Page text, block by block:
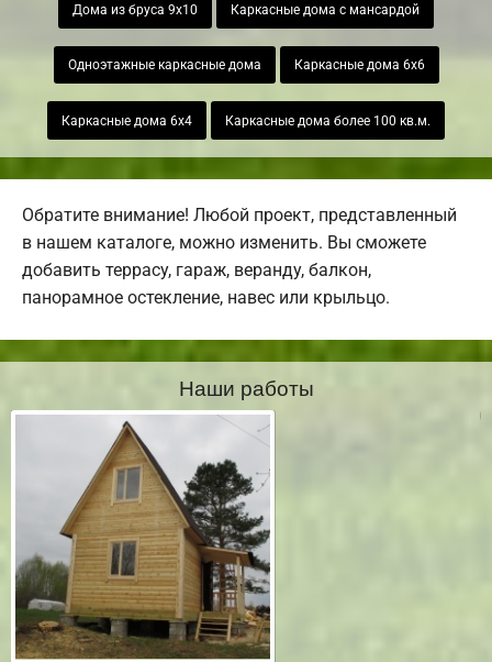
Дома из бруса 9х10 Каркасные дома с мансардой
Одноэтажные каркасные дома Каркасные дома 6х6
Каркасные дома 6х4 Каркасные дома более 100 кв.м.
Обратите внимание! Любой проект, представленный
в нашем каталоге, можно изменить. Вы сможете
добавить террасу, гараж, веранду, балкон,
панорамное остекление, навес или крыльцо.
Наши работы